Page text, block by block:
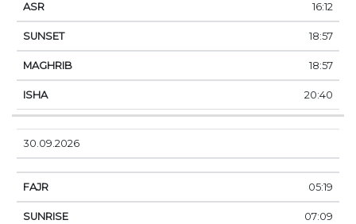
16:12
18:57
18:57
20:40
30.09.2026
05:19
07:09